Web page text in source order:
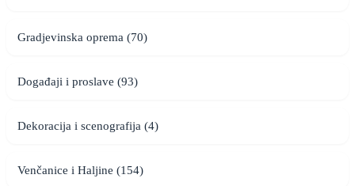
Gradjevinska oprema (70)
Događaji i proslave (93)
Dekoracija i scenografija (4)
Venčanice i Haljine (154)